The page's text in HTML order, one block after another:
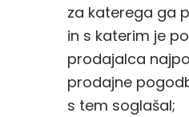
za katerega ga
in s katerim je
prodajalca
prodajne
s tem soglašal;